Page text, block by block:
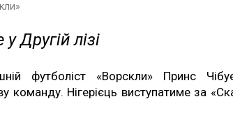
Другій лізі
футболіст «Ворскли» Принс
команду. Нігерієць виступатиме за